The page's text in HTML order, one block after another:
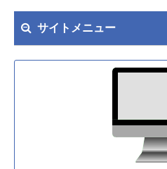
サイトメニュー